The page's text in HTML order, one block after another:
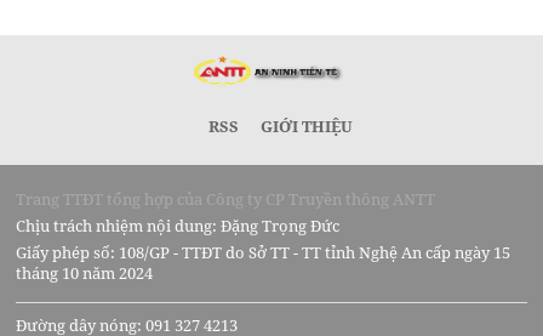
RSS GIỚI THIỆU
Trang TTĐT tổng hợp của Công ty CP Truyền thông ANTT
Chịu trách nhiệm nội dung: Đặng Trọng Đức
Giấy phép số: 108/GP - TTĐT do Sở TT - TT tỉnh Nghệ An cấp ngày 15
tháng 10 năm 2024
Đường dây nóng: 091 327 4213